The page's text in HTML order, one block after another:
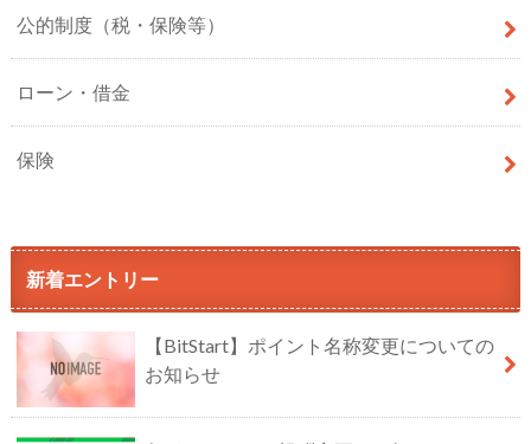
公的制度（税・保険等）
ローン・借金
保険
新着エントリー
【BitStart】ポイント名称変更についての
お知らせ